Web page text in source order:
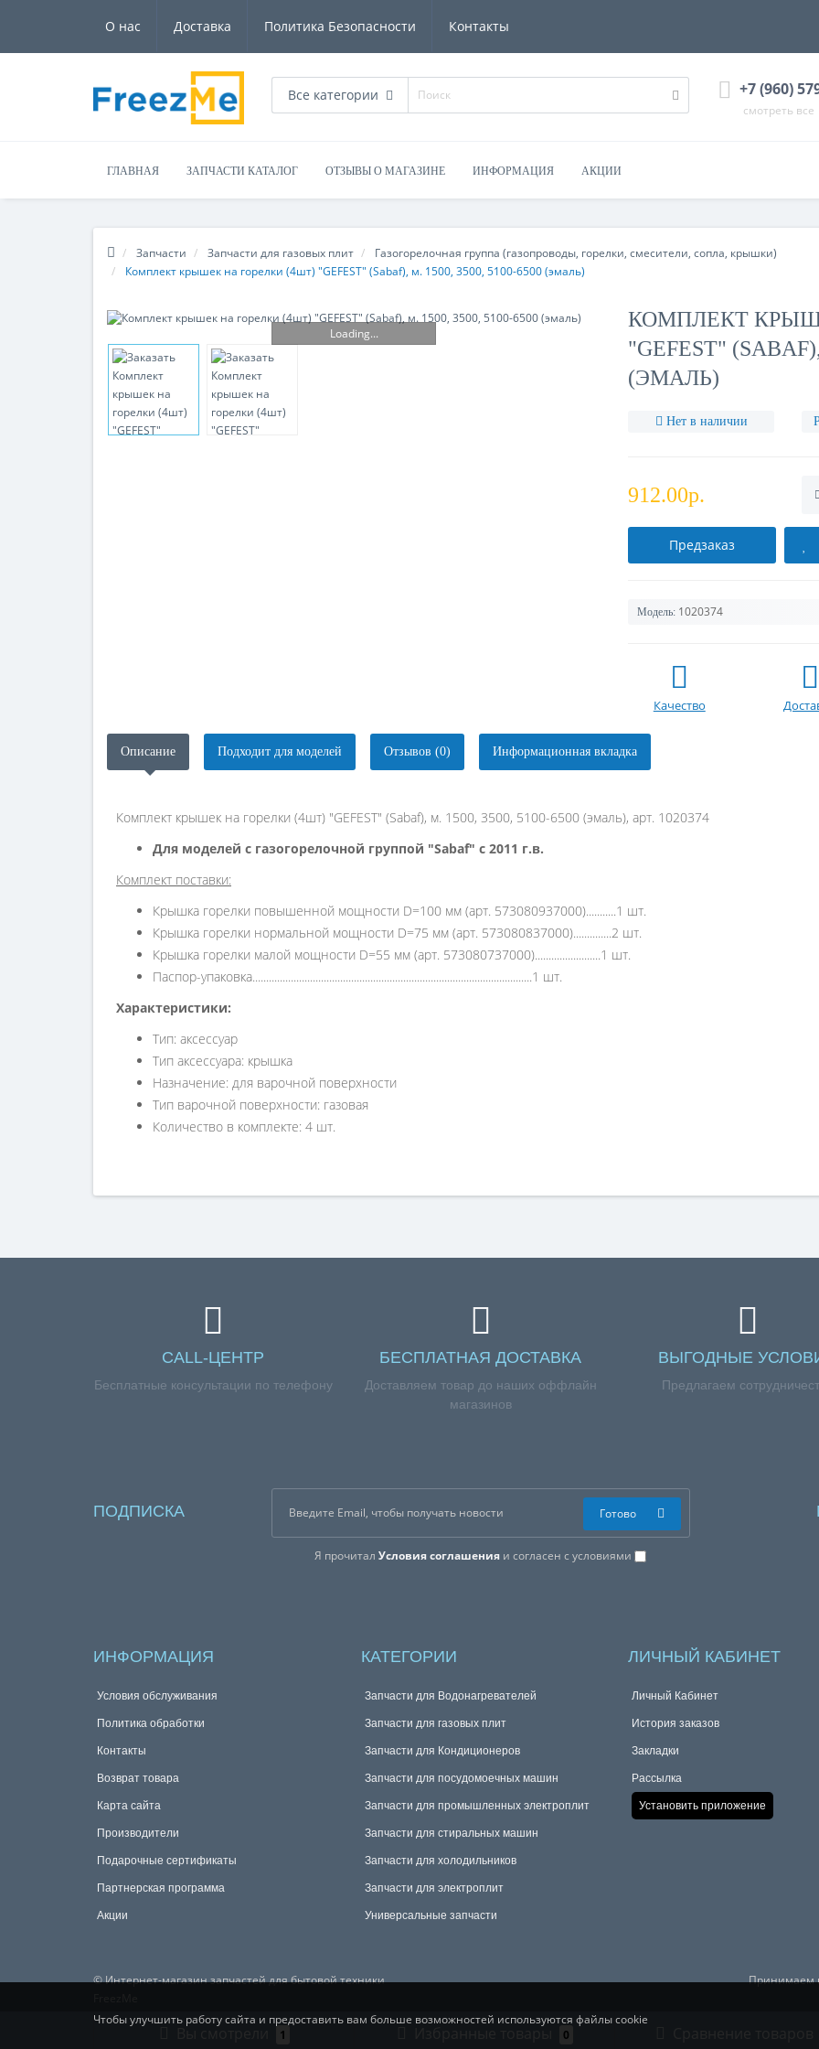
О нас Доставка Политика Безопасности Контакты
Все категории +7 (960)
смотреть все
ГЛАВНАЯ ЗАПЧАСТИ КАТАЛОГ ОТЗЫВЫ О МАГАЗИНЕ ИНФОРМАЦИЯ АКЦИИ
Запчасти Запчасти для газовых плит
Газогорелочная группа (газопроводы, горелки, смесители, сопла, крышки)
Комплект крышек на горелки (4шт) "GEFEST" (Sabaf), м. 1500, 3500, 5100-6500 (эмаль)
Loading...
КОМПЛЕКТ
"GEFEST"
(ЭМАЛЬ)
Нет в наличии
912.00р.
Предзаказ
Модель: 1020374
Качество
Описание Подходит для моделей Отзывов (0) Информационная вкладка
Комплект крышек на горелки (4шт) "GEFEST" (Sabaf), м. 1500, 3500, 5100-6500 (эмаль), арт. 1020374
Для моделей с газогорелочной группой "Sabaf" с 2011 г.в.
Комплект поставки:
Крышка горелки повышенной мощности D=100 мм (арт. 573080937000)...........1 шт.
Крышка горелки нормальной мощности D=75 мм (арт. 573080837000)..............2 шт.
Крышка горелки малой мощности D=55 мм (арт. 573080737000)........................1 шт.
Паспор-упаковка......................................................................................................1 шт.
Характеристики:
Тип: аксессуар
Тип аксессуара: крышка
Назначение: для варочной поверхности
Тип варочной поверхности: газовая
Количество в комплекте: 4 шт.
Справка для покупателей
CALL-ЦЕНТР
Бесплатные консультации по телефону
БЕСПЛАТНАЯ ДОСТАВКА
Доставляем товар до наших оффлайн
магазинов
ВЫГОДНЫЕ
Предлагаем
ПОДПИСКА
Я прочиталУсловия соглашения и согласен с условиями
Готово
ИНФОРМАЦИЯ
Условия обслуживания
Политика обработки
Контакты
Возврат товара
Карта сайта
Производители
Подарочные сертификаты
Партнерская программа
Акции
КАТЕГОРИИ
Запчасти для Водонагревателей
Запчасти для газовых плит
Запчасти для Кондиционеров
Запчасти для посудомоечных машин
Запчасти для промышленных электроплит
Запчасти для стиральных машин
Запчасти для холодильников
Запчасти для электроплит
Универсальные запчасти
ЛИЧНЫЙ КАБИНЕТ
Личный Кабинет
История заказов
Закладки
Рассылка
Установить приложение
© Интернет-магазин запчастей для бытовой техники
Принимаем
1 0
Чтобы улучшить работу сайта и предоставить вам больше возможностей используются файлы cookie